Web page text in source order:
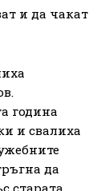
и да чакат
година
и свалиха
да
старата